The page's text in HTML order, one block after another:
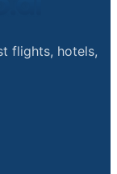
flights, hotels,